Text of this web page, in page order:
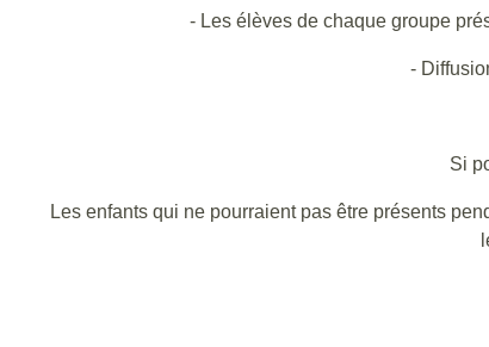
- Les élèves de chaque groupe
-
Si
Les enfants qui ne pourraient pas être présents